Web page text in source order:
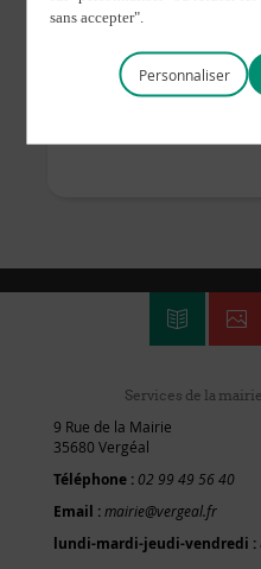
Heure :
soirée naturopathe
Services de la
9 Rue de la Mairie
35680 Vergéal
Téléphone : 02 99 49 56 40
Email :mairie@vergeal.fr
lundi-mardi-jeudi-vendredi :
Personnaliser